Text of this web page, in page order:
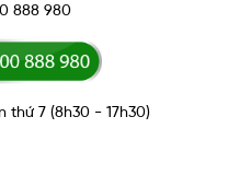
888 980
thứ 7 (8h30 - 17h30)